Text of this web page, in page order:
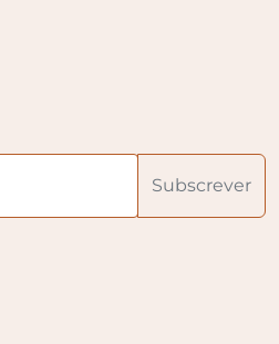
Subscrever